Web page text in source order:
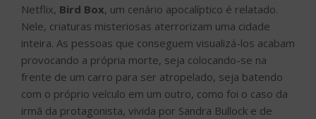
Netflix, Bird Box, um cenário apocalíptico é relatado.
Nele, criaturas misteriosas aterrorizam uma cidade
inteira. As pessoas que conseguem visualizá-los acabam
provocando a própria morte, seja colocando-se na
frente de um carro para ser atropelado, seja batendo
com o próprio veículo em um outro, como foi o caso da
irmã da protagonista, vivida por Sandra Bullock e de